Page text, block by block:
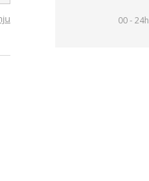
00 - 24h